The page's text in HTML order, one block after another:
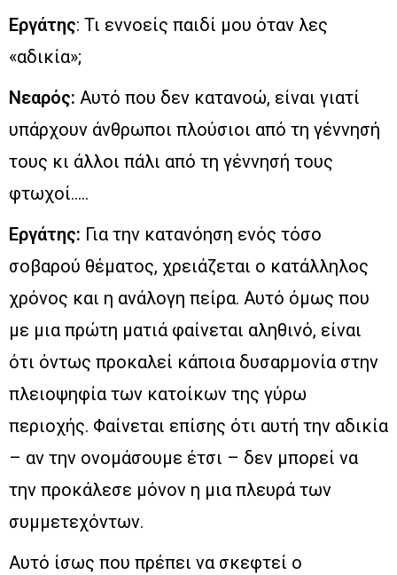
Εργάτης: Τι εννοείς παιδί μου όταν λες
«αδικία»;
Νεαρός: Αυτό που δεν κατανοώ, είναι γιατί
υπάρχουν άνθρωποι πλούσιοι από τη γέννησή
τους κι άλλοι πάλι από τη γέννησή τους
φτωχοί…..
Εργάτης: Για την κατανόηση ενός τόσο
σοβαρού θέματος, χρειάζεται ο κατάλληλος
χρόνος και η ανάλογη πείρα. Αυτό όμως που
με μια πρώτη ματιά φαίνεται αληθινό, είναι
ότι όντως προκαλεί κάποια δυσαρμονία στην
πλειοψηφία των κατοίκων της γύρω
περιοχής. Φαίνεται επίσης ότι αυτή την αδικία
– αν την ονομάσουμε έτσι – δεν μπορεί να
την προκάλεσε μόνον η μια πλευρά των
συμμετεχόντων.
Αυτό ίσως που πρέπει να σκεφτεί ο